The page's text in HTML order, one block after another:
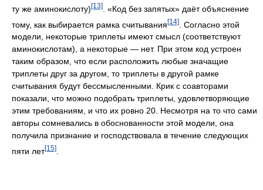
ту же аминокислоту)[13]
. «Код без запятых» даёт объяснение
тому, как выбирается рамка считывания[14]
. Согласно этой
модели, некоторые триплеты имеют смысл (соответствуют
аминокислотам), а некоторые — нет. При этом код устроен
таким образом, что если расположить любые значащие
триплеты друг за другом, то триплеты в другой рамке
считывания будут бессмысленными. Крик с соавторами
показали, что можно подобрать триплеты, удовлетворяющие
этим требованиям, и что их ровно 20. Несмотря на то что сами
авторы сомневались в обоснованности этой модели, она
получила признание и господствовала в течение следующих
пяти лет[15]